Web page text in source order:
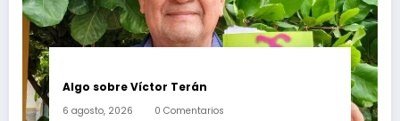
Algo sobre Víctor Terán
6 agosto, 2026 0 Comentarios